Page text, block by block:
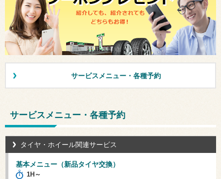
サービスメニュー・各種予約
サービスメニュー・各種予約
タイヤ・ホイール関連サービス
基本メニュー（新品タイヤ交換）
1H～